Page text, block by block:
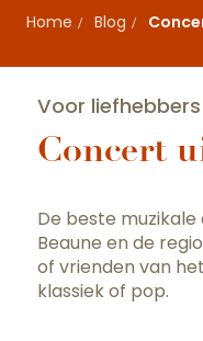
Home Blog
Voor
Concert
De beste
Beaune en de
of vrienden van
klassiek of pop.